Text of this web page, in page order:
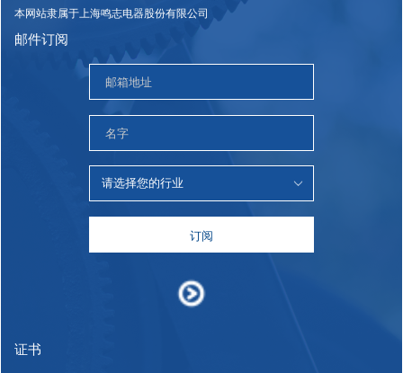
本网站隶属于上海鸣志电器股份有限公司
邮件订阅
订阅
证书